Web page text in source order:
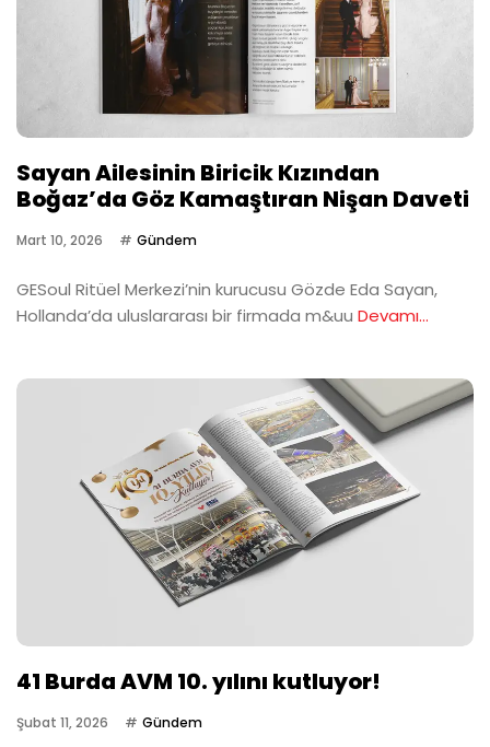
Sayan Ailesinin Biricik Kızından
Boğaz’da Göz Kamaştıran Nişan Daveti
Mart 10, 2026 Gündem
GESoul Ritüel Merkezi’nin kurucusu Gözde Eda Sayan,
Hollanda’da uluslararası bir firmada m&uu Devamı...
41 Burda AVM 10. yılını kutluyor!
Şubat 11, 2026 Gündem